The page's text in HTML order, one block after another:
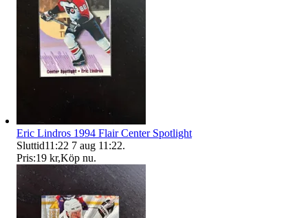
Eric Lindros 1994 Flair Center Spotlight
Sluttid11:22 7 aug 11:22.
Pris:19 kr,Köp nu.